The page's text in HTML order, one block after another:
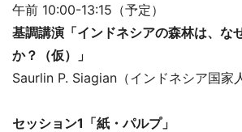
午前 10:00-13:15（予定）
基調講演「インドネシアの森林は、な
か？（仮）」
Saurlin P. Siagian（インドネシア国家
セッション1「紙・パルプ」